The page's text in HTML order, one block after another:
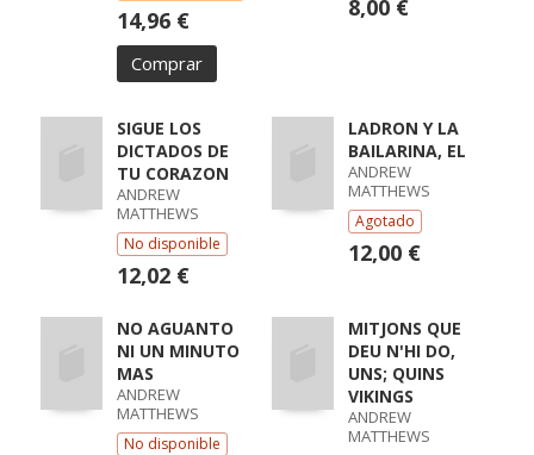
14,96 €
Comprar
8,00 €
SIGUE LOS
DICTADOS DE
TU CORAZON
ANDREW
MATTHEWS
No disponible
12,02 €
LADRON Y LA
BAILARINA, EL
ANDREW
MATTHEWS
Agotado
12,00 €
NO AGUANTO
NI UN MINUTO
MAS
ANDREW
MATTHEWS
No disponible
MITJONS QUE
DEU N'HI DO,
UNS; QUINS
VIKINGS
ANDREW
MATTHEWS